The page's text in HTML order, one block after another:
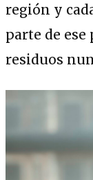
región y
parte de ese
residuos